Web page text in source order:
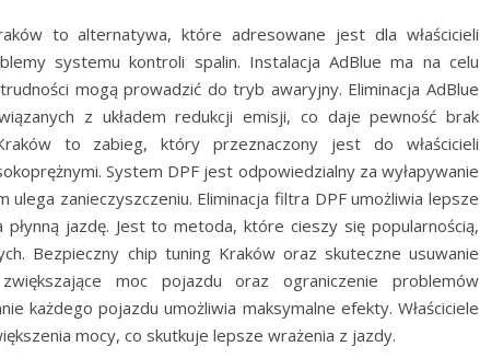
to alternatywa, które adresowane jest dla właścicieli
systemu kontroli spalin. Instalacja AdBlue ma na celu
mogą prowadzić do tryb awaryjny. Eliminacja AdBlue
z układem redukcji emisji, co daje pewność brak
to zabieg, który przeznaczony jest do właścicieli
System DPF jest odpowiedzialny za wyłapywanie
ulega zanieczyszczeniu. Eliminacja filtra DPF umożliwia lepsze
jazdę. Jest to metoda, które cieszy się popularnością,
Bezpieczny chip tuning Kraków oraz skuteczne usuwanie
moc pojazdu oraz ograniczenie problemów
każdego pojazdu umożliwia maksymalne efekty. Właściciele
mocy, co skutkuje lepsze wrażenia z jazdy.